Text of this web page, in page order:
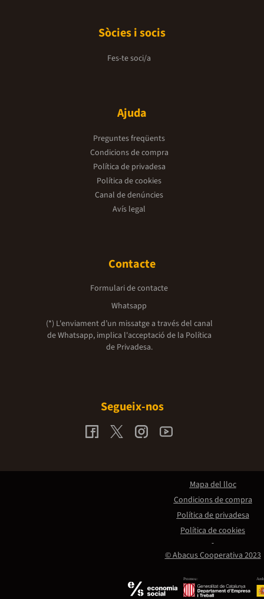
Sòcies i socis
Fes-te soci/a
Ajuda
Preguntes freqüents
Condicions de compra
Política de privadesa
Política de cookies
Canal de denúncies
Avís legal
Contacte
Formulari de contacte
Whatsapp
(*) L'enviament d’un missatge a través del canal
de Whatsapp, implica l'acceptació de la Política
de Privadesa.
Segueix-nos
Promou:
© Abacus Cooperativa 2023
Mapa del lloc
Condicions de compra
Política de privadesa
Política de cookies